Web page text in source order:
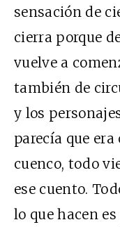
sensación de
cierra porque
vuelve a
también de
y los
parecía que
cuenco, todo
ese cuento.
lo que hacen